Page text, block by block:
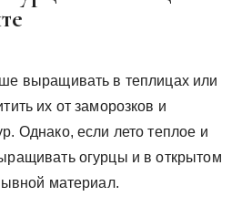
выращивать в теплицах или
их от заморозков и
Однако, если лето теплое и
огурцы и в открытом
материал.